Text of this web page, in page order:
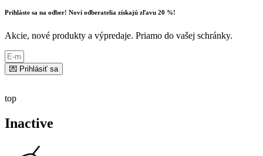
Prihláste sa na odber! Noví odberatelia získajú zľavu 20 %!
Akcie, nové produkty a výpredaje. Priamo do vašej schránky.
💌 Prihlásiť sa
top
Inactive